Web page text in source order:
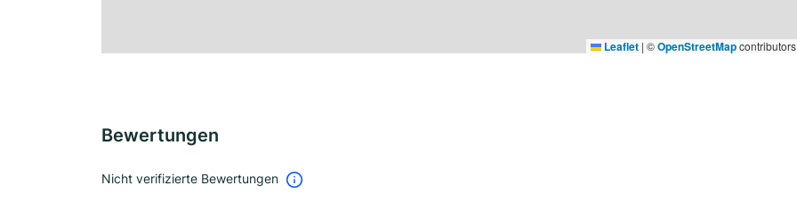
Leaflet | ©OpenStreetMapcontributors
Bewertungen
Nicht verifizierte Bewertungen